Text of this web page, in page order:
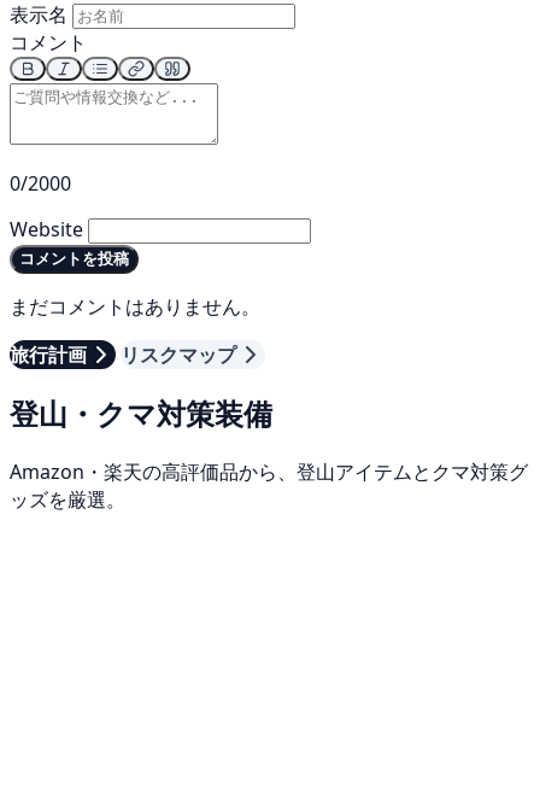
表示名
コメント
0/2000
Website
コメントを投稿
まだコメントはありません。
旅行計画
リスクマップ
登山・クマ対策装備
Amazon・楽天の高評価品から、登山アイテムとクマ対策グ
ッズを厳選。